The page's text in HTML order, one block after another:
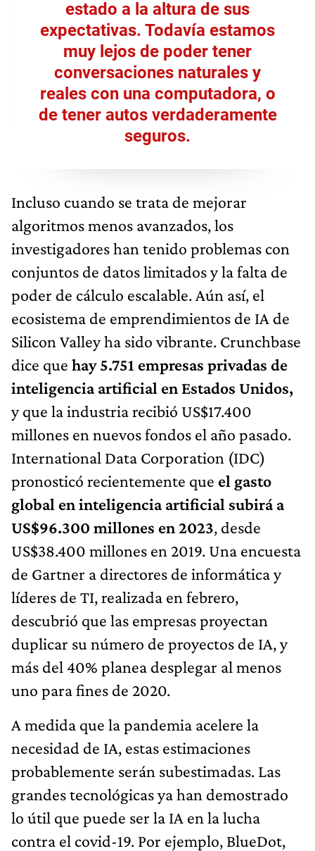
estado a la altura de sus
expectativas. Todavía estamos
muy lejos de poder tener
conversaciones naturales y
reales con una computadora, o
de tener autos verdaderamente
seguros.
Incluso cuando se trata de mejorar
algoritmos menos avanzados, los
investigadores han tenido problemas con
conjuntos de datos limitados y la falta de
poder de cálculo escalable. Aún así, el
ecosistema de emprendimientos de IA de
Silicon Valley ha sido vibrante. Crunchbase
dice que hay 5.751 empresas privadas de
inteligencia artificial en Estados Unidos,
y que la industria recibió US$17.400
millones en nuevos fondos el año pasado.
International Data Corporation (IDC)
pronosticó recientemente que el gasto
global en inteligencia artificial subirá a
US$96.300 millones en 2023, desde
US$38.400 millones en 2019. Una encuesta
de Gartner a directores de informática y
líderes de TI, realizada en febrero,
descubrió que las empresas proyectan
duplicar su número de proyectos de IA, y
más del 40% planea desplegar al menos
uno para fines de 2020.
A medida que la pandemia acelere la
necesidad de IA, estas estimaciones
probablemente serán subestimadas. Las
grandes tecnológicas ya han demostrado
lo útil que puede ser la IA en la lucha
contra el covid-19. Por ejemplo, BlueDot,